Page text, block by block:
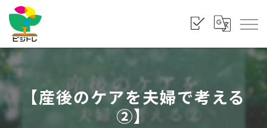
【産後のケアを夫婦で考える
②】